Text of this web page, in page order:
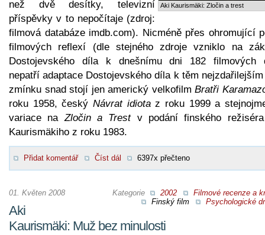
Aki Kaurismäki: Zločin a trest
než dvě desítky, televizní
příspěvky v to nepočítaje (zdroj:
filmová databáze imdb.com). Nicméně přes ohromující
filmových reflexí (dle stejného zdroje vzniklo na
Dostojevského díla k dnešnímu dni 182 filmových
nepatří adaptace Dostojevského díla k těm
zmínku snad stojí jen americký velkofilm Bratři
roku 1958, český Návrat idiotaz roku 1999 a
variace na Zločin a Trestv podání finského
Kaurismäkiho z roku 1983.
Přidat komentář Číst dál 6397x přečteno
Kategorie 2002
Filmové recenze a
Finský film
Psychologické
01. Květen 2008
Aki
Kaurismäki: Muž bez minulosti